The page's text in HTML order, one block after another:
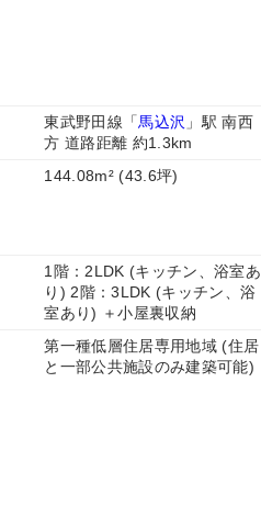
東武野田線「馬込沢 」駅 南西
方 道路距離 約1.3km
144.08m² (43.6坪)
1階：2LDK (キッチン、浴室あ
り) 2階：3LDK (キッチン、浴
室あり) ＋小屋裏収納
第一種低層住居専用地域 (住居
と一部公共施設のみ建築可能)